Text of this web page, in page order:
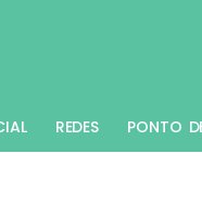
REDES PONTO